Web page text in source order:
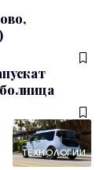
ТЕХНОЛОГИИ